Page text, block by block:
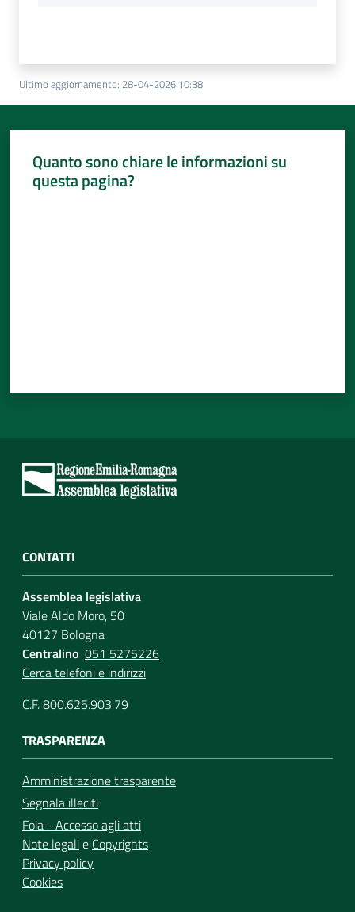
Ultimo aggiornamento: 28-04-2026 10:38
Quanto sono chiare le informazioni su
questa pagina?
CONTATTI
Assemblea legislativa
Viale Aldo Moro, 50
40127 Bologna
Centralino 051 5275226
Cerca telefoni e indirizzi
C.F. 800.625.903.79
TRASPARENZA
Amministrazione trasparente
Segnala illeciti
Foia - Accesso agli atti
Note legalie Copyrights
Privacy policy
Cookies